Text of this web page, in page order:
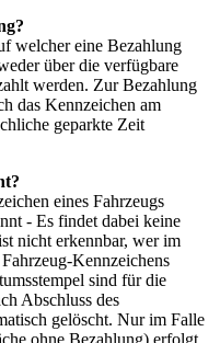
welcher eine Bezahlung
über die verfügbare
werden. Zur Bezahlung
das Kennzeichen am
geparkte Zeit
eines Fahrzeugs
- Es findet dabei keine
nicht erkennbar, wer im
Kennzeichens
sind für die
Abschluss des
gelöscht. Nur im Falle